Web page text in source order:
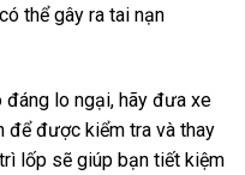
thể gây ra tai nạn
đáng lo ngại, hãy đưa xe
để được kiểm tra và thay
lốp sẽ giúp bạn tiết kiệm